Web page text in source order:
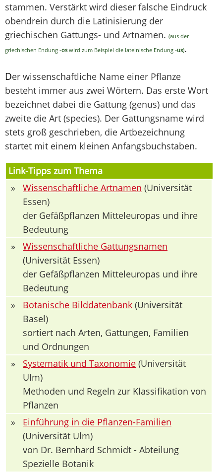
stammen. Verstärkt wird dieser falsche Eindruck
obendrein durch die Latinisierung der
griechischen Gattungs- und Artnamen. (aus der
griechischen Endung -os wird zum Beispiel die lateinische Endung -us).
Der wissenschaftliche Name einer Pflanze
besteht immer aus zwei Wörtern. Das erste Wort
bezeichnet dabei die Gattung (genus) und das
zweite die Art (species). Der Gattungsname wird
stets groß geschrieben, die Artbezeichnung
startet mit einem kleinen Anfangsbuchstaben.
Link-Tipps zum Thema
»
Wissenschaftliche Artnamen (Universität
Essen)
der Gefäßpflanzen Mitteleuropas und ihre
Bedeutung
»
Wissenschaftliche Gattungsnamen
(Universität Essen)
der Gefäßpflanzen Mitteleuropas und ihre
Bedeutung
»
Botanische Bilddatenbank (Universität
Basel)
sortiert nach Arten, Gattungen, Familien
und Ordnungen
»
Systematik und Taxonomie (Universität
Ulm)
Methoden und Regeln zur Klassifikation von
Pflanzen
»
Einführung in die Pflanzen-Familien
(Universität Ulm)
von Dr. Bernhard Schmidt - Abteilung
Spezielle Botanik